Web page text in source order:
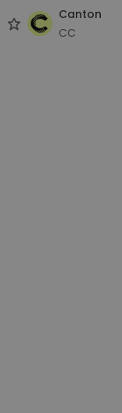
Canton
CC